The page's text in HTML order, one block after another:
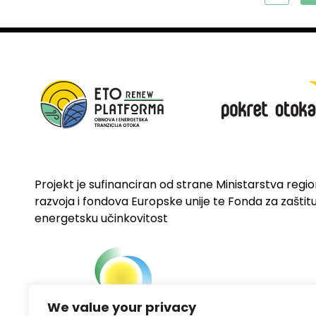
We value your privacy
Projekt je sufinanciran od strane Ministarstva
razvoja i fondova Europske unije te Fonda za
energetsku učinkovitost